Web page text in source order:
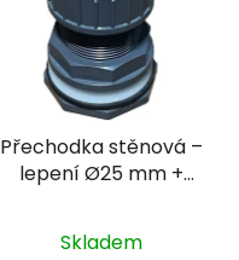
Přechodka stěnová –
lepení Ø25 mm +
Skladem